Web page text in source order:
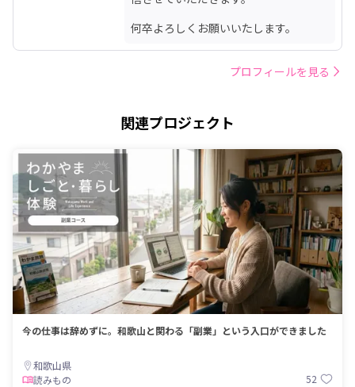
何卒よろしくお願いいたします。
プロフィールを見る
関連プロジェクト
今の仕事は辞めずに。和歌山と関わる「副業」という入口ができました
和歌山県
読みもの
52